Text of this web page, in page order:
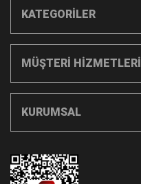
KATEGORİLER
MÜŞTERİ HİZMETLERİ
KURUMSAL